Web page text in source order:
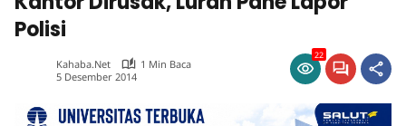
Polisi
Kahaba.net
1 Min Baca
5 Desember 2014
22